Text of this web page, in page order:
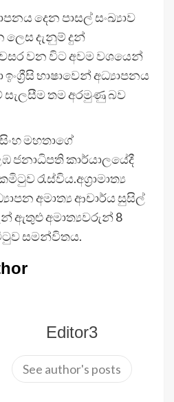
දෙන පාසල් සංඛ්‍යාව
ලෙස දැනුම් දුන්
වසර වන විට අවම වශයෙන්
භාෂාවෙන් අධ්‍යාපනය
සැලසීම තම අරමුණු බව
මහතාගේ
ජනාධිපති කාර්යාලයේදී
රැස්විය.අග්‍රාමාත්‍ය
අමාත්‍ය ආචාර්ය සුසිල්
ඇතුළු අමාත්‍යවරුන් 8
සමන්විතය.
Editor3
See author's posts